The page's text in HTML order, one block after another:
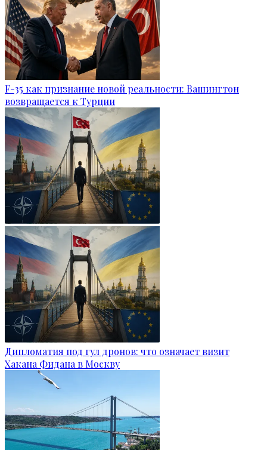
F-35 как признание новой реальности: Вашингтон
возвращается к Турции
Дипломатия под гул дронов: что означает визит
Хакана Фидана в Москву